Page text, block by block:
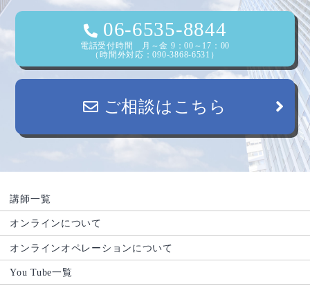
06-6535-8844
電話受付時間 月～金 9：00～17：00
（時間外対応：090-3868-6531）
ご相談はこちら
講師一覧
オンラインについて
オンラインオペレーションについて
You Tube一覧